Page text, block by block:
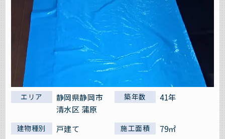
エリア
静岡県静岡市
清水区 蒲原
築年数 41年
建物種別 戸建て 施工面積 79㎡